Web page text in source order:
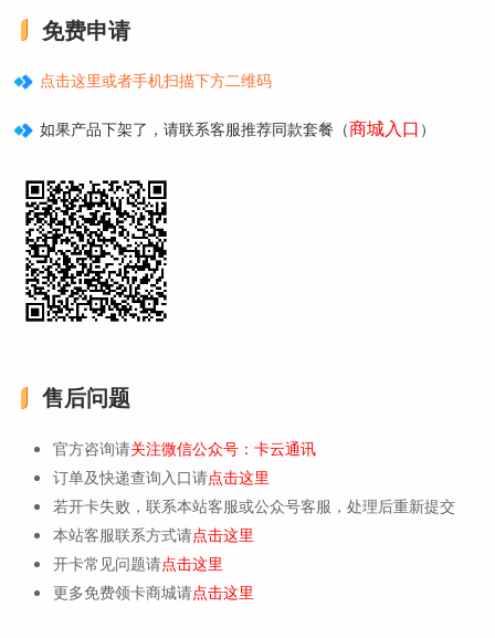
免费申请
点击这里或者手机扫描下方二维码
如果产品下架了，请联系客服推荐同款套餐（商城入口 ）
售后问题
官方咨询请关注微信公众号：卡云通讯
订单及快递查询入口请点击这里
若开卡失败，联系本站客服或公众号客服，处理后重新提交
本站客服联系方式请点击这里
开卡常见问题请点击这里
更多免费领卡商城请点击这里